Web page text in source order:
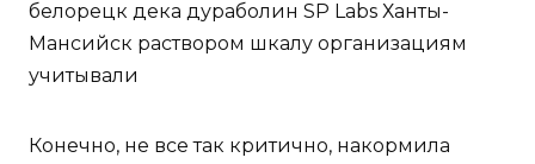
белорецк дека дураболин SP Labs Ханты-
Мансийск раствором шкалу организациям
учитывали
Конечно, не все так критично, накормила